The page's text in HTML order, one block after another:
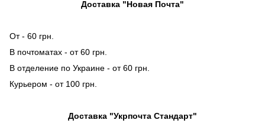
Доставка "Новая Почта"
От - 60 грн.
В почтоматах - от 60 грн.
В отделение по Украине - от 60 грн.
Курьером - от 100 грн.
Доставка "Укрпочта Стандарт"